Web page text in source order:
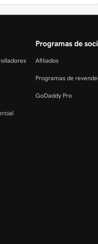
Programas de
Afiliados
Programas de
GoDaddy Pro